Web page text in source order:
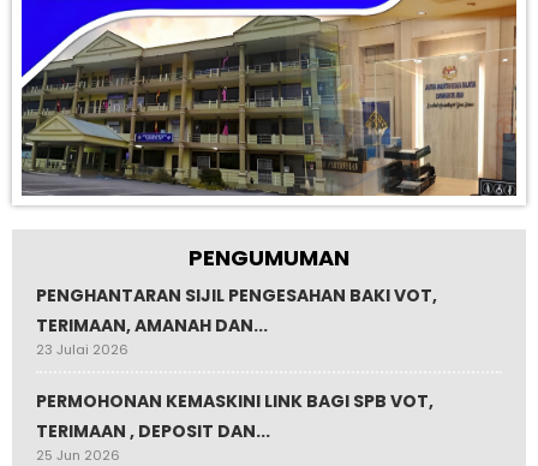
PENGUMUMAN
PENGHANTARAN SIJIL PENGESAHAN BAKI VOT,
TERIMAAN, AMANAH DAN...
23 Julai 2026
PERMOHONAN KEMASKINI LINK BAGI SPB VOT,
TERIMAAN , DEPOSIT DAN...
25 Jun 2026